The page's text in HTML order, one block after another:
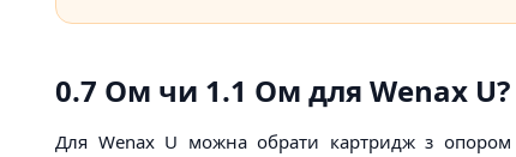
0.7 Ом чи 1.1 Ом для Wenax U?
Для Wenax U можна обрати картридж з опором